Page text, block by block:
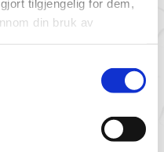
tilgjengelig for dem,
din bruk av
eller telefon63 88